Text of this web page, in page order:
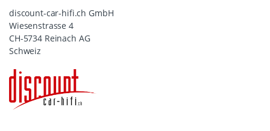
discount-car-hifi.ch GmbH
Wiesenstrasse 4
CH-5734 Reinach AG
Schweiz